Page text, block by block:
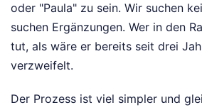
oder "Paula" zu sein. Wir suchen
suchen Ergänzungen. Wer in den
tut, als wäre er bereits seit drei
verzweifelt.
Der Prozess ist viel simpler und